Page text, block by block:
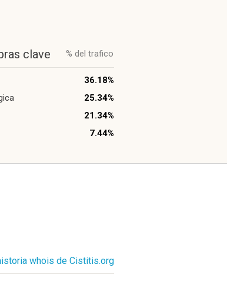
clave % del trafico
36.18%
25.34%
21.34%
7.44%
whois de Cistitis.org